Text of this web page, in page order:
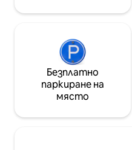
Безплатно
паркиране на
място